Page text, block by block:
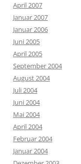
April 2007
Januar 2007
Januar 2006
Juni 2005
April 2005
September 2004
August 2004
Juli 2004
Juni 2004
Mai 2004
April 2004
Februar 2004
Januar 2004